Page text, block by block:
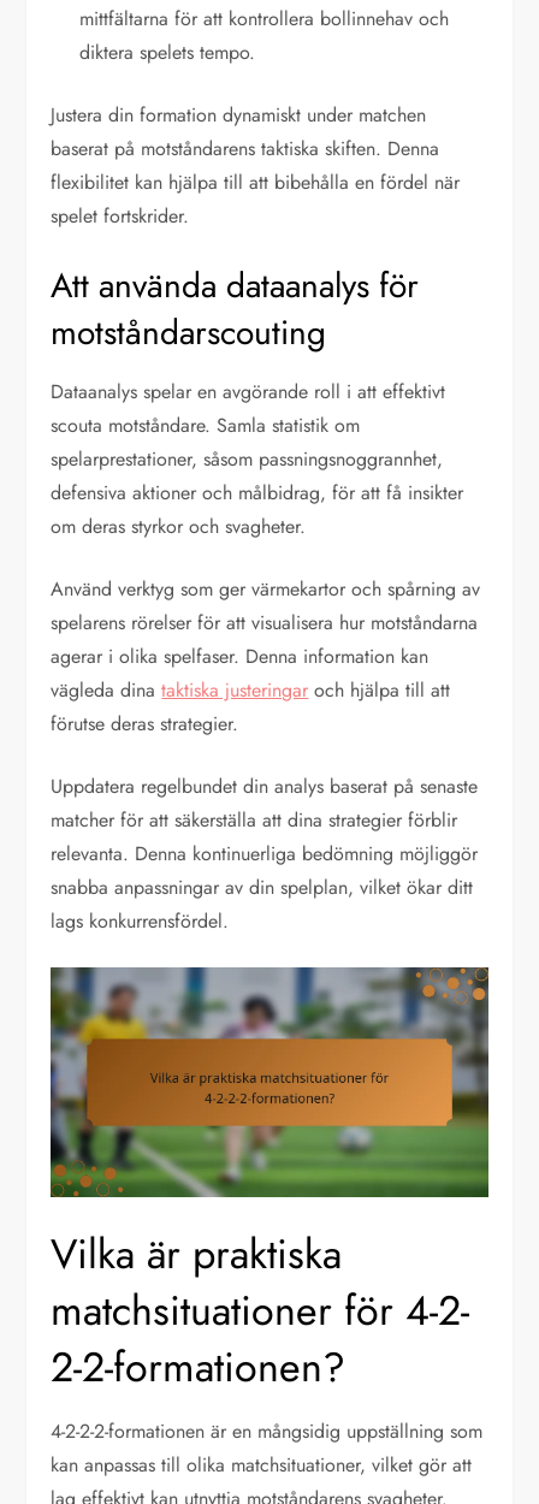
mittfältarna för att kontrollera bollinnehav och
diktera spelets tempo.
Justera din formation dynamiskt under matchen
baserat på motståndarens taktiska skiften. Denna
flexibilitet kan hjälpa till att bibehålla en fördel när
spelet fortskrider.
Att använda dataanalys för
motståndarscouting
Dataanalys spelar en avgörande roll i att effektivt
scouta motståndare. Samla statistik om
spelarprestationer, såsom passningsnoggrannhet,
defensiva aktioner och målbidrag, för att få insikter
om deras styrkor och svagheter.
Använd verktyg som ger värmekartor och spårning av
spelarens rörelser för att visualisera hur motståndarna
agerar i olika spelfaser. Denna information kan
vägleda dinataktiska justeringar och hjälpa till att
förutse deras strategier.
Uppdatera regelbundet din analys baserat på senaste
matcher för att säkerställa att dina strategier förblir
relevanta. Denna kontinuerliga bedömning möjliggör
snabba anpassningar av din spelplan, vilket ökar ditt
lags konkurrensfördel.
Vilka är praktiska
matchsituationer för 4-2-
2-2-formationen?
4-2-2-2-formationen är en mångsidig uppställning som
kan anpassas till olika matchsituationer, vilket gör att
lag effektivt kan utnyttja motståndarens svagheter.